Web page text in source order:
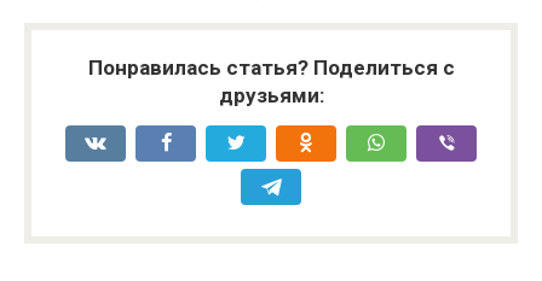
Понравилась статья? Поделиться с
друзьями: